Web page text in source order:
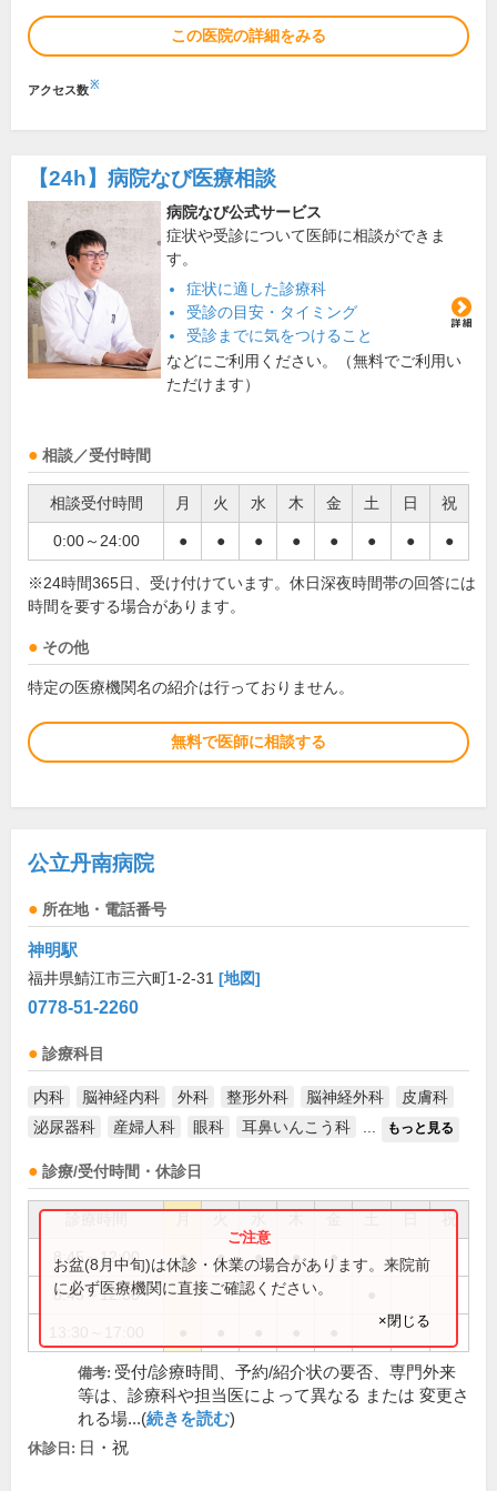
この医院の詳細をみる
アクセス数※
【24h】 病院なび医療相談
病院なび公式サービス
症状や受診について医師に相談ができま
す。
症状に適した診療科
受診の目安・タイミング
受診までに気をつけること
などにご利用ください。（無料でご利用い
ただけます）
相談／受付時間
相談受付時間 月 火 水 木 金 土 日 祝
0:00～24:00 ● ● ● ● ● ● ● ●
※24時間365日、受け付けています。休日深夜時間帯の回答には
時間を要する場合があります。
その他
特定の医療機関名の紹介は行っておりません。
無料で医師に相談する
公立丹南病院
所在地・電話番号
神明駅
福井県鯖江市三六町1-2-31 [地図]
0778-51-2260
診療科目
内科 脳神経内科 外科 整形外科 脳神経外科
皮膚科
泌尿器科
産婦人科 眼科 耳鼻いんこう科 もっと見る
診療/受付時間・休診日
祝
8:45～12:00 ● ● ● ● ●
8:45～12:30
お盆(8月中旬)は休診・休業の場合があります。来院前
に必ず医療機関に直接ご確認ください。
×閉じる
備考: 受付/診療時間、予約/紹介状の要否、専門外来
等は、診療科や担当医によって異なる または 変更さ
れる場...(続きを読む)
休診日: 日・祝